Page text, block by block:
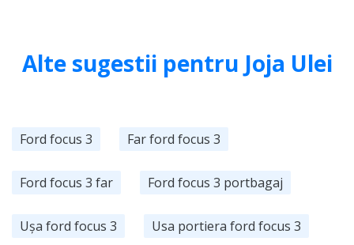
Alte sugestii pentru Joja Ulei
Ford focus 3 Far ford focus 3
Ford focus 3 far Ford focus 3 portbagaj
Ușa ford focus 3 Usa portiera ford focus 3